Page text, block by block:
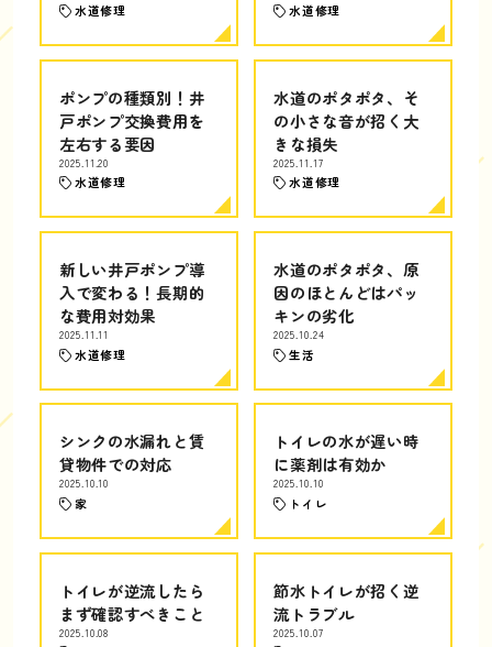
水道修理 水道修理
ポンプの種類別！井
戸ポンプ交換費用を
左右する要因
2025.11.20
水道修理
水道のポタポタ、そ
の小さな音が招く大
きな損失
2025.11.17
水道修理
新しい井戸ポンプ導
入で変わる！長期的
な費用対効果
2025.11.11
水道修理
水道のポタポタ、原
因のほとんどはパッ
キンの劣化
2025.10.24
生活
シンクの水漏れと賃
貸物件での対応
2025.10.10
家
トイレの水が遅い時
に薬剤は有効か
2025.10.10
トイレ
トイレが逆流したら
まず確認すべきこと
2025.10.08
節水トイレが招く逆
流トラブル
2025.10.07